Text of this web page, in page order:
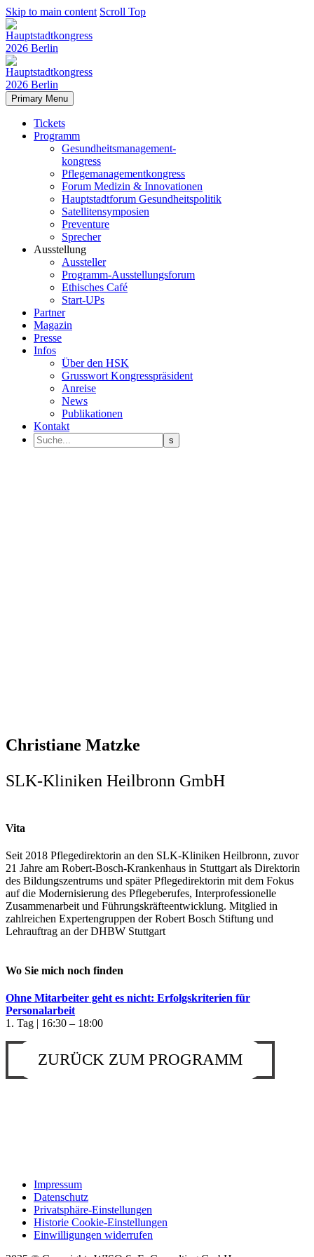
Skip to main content Scroll Top
Primary Menu
Tickets
Programm
Gesundheitsmanagement-
kongress
Pflegemanagementkongress
Forum Medizin & Innovationen
Hauptstadtforum Gesundheitspolitik
Satellitensymposien
Preventure
Sprecher
Ausstellung
Aussteller
Programm-Ausstellungsforum
Ethisches Café
Start-UPs
Partner
Magazin
Presse
Infos
Über den HSK
Grusswort Kongresspräsident
Anreise
News
Publikationen
Kontakt
Christiane Matzke
SLK-Kliniken Heilbronn GmbH
Vita
Seit 2018 Pflegedirektorin an den SLK-Kliniken Heilbronn, zuvor
21 Jahre am Robert-Bosch-Krankenhaus in Stuttgart als Direktorin
des Bildungszentrums und später Pflegedirektorin mit dem Fokus
auf die Modernisierung des Pflegeberufes, Interprofessionelle
Zusammenarbeit und Führungskräfteentwicklung. Mitglied in
zahlreichen Expertengruppen der Robert Bosch Stiftung und
Lehrauftrag an der DHBW Stuttgart
Wo Sie mich noch finden
Ohne Mitarbeiter geht es nicht: Erfolgskriterien für
Personalarbeit
1. Tag | 16:30 – 18:00
ZURÜCK ZUM PROGRAMM
Impressum
Datenschutz
Privatsphäre-Einstellungen
Historie Cookie-Einstellungen
Einwilligungen widerrufen